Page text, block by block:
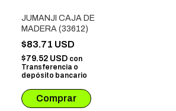
JUMANJI CAJA DE
MADERA (33612)
$83.71 USD
$79.52 USD con
Transferencia o
depósito bancario